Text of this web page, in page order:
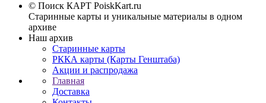
© Поиск КАРТ PoiskKart.ru
Старинные карты и уникальные материалы в одном
архиве
Наш архив
Старинные карты
РККА карты (Карты Генштаба)
Акции и распродажа
Главная
Доставка